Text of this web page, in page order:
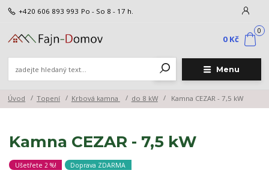
Menu
+420 606 893 993 Po - So 8 - 17 h.
0
0 Kč
Úvod Topení Krbová kamna do 8 kW Kamna CEZAR - 7,5 kW
Kamna CEZAR - 7,5 kW
Ušetřete 2 %! Doprava ZDARMA